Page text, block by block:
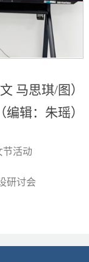
马思琪/图）
（编辑：朱瑶）
节活动
研讨会